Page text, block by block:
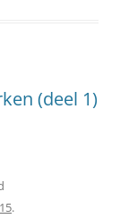
(deel 1)
.